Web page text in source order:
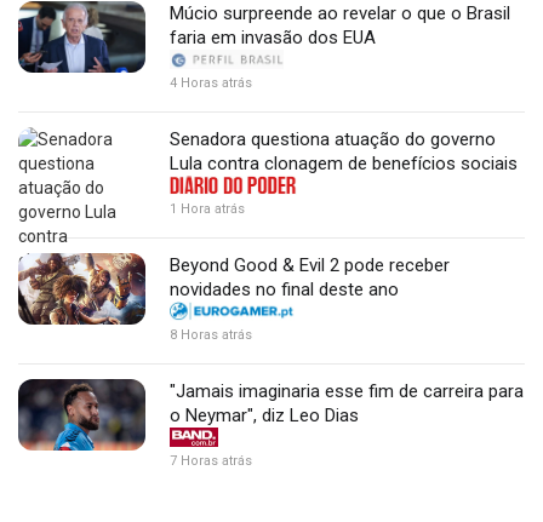
Múcio surpreende ao revelar o que o Brasil
faria em invasão dos EUA
4 Horas atrás
Senadora questiona atuação do governo
Lula contra clonagem de benefícios sociais
1 Hora atrás
Beyond Good & Evil 2 pode receber
novidades no final deste ano
8 Horas atrás
"Jamais imaginaria esse fim de carreira para
o Neymar", diz Leo Dias
7 Horas atrás